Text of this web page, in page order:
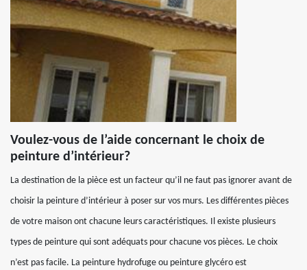
Voulez-vous de l’aide concernant le choix de
peinture d’intérieur?
La destination de la pièce est un facteur qu’il ne faut pas ignorer avant de
choisir la peinture d’intérieur à poser sur vos murs. Les différentes pièces
de votre maison ont chacune leurs caractéristiques. Il existe plusieurs
types de peinture qui sont adéquats pour chacune vos pièces. Le choix
n’est pas facile. La peinture hydrofuge ou peinture glycéro est